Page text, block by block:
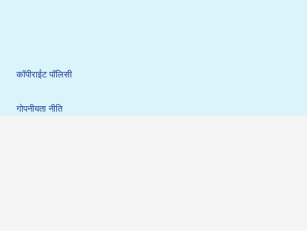
कॉपीराईट पॉलिसी
गोपनीयता नीति